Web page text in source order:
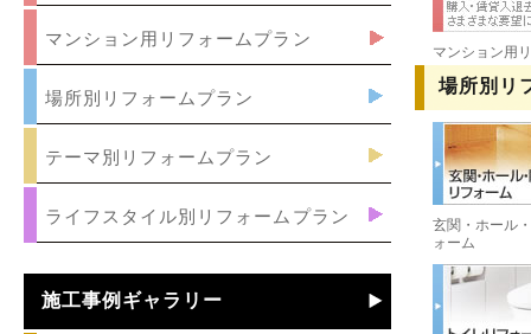
マンション用
場所別リ
玄関・ホール
ォーム
マンション用リフォームプラン
場所別リフォームプラン
テーマ別リフォームプラン
ライフスタイル別リフォームプラン
施工事例ギャラリー